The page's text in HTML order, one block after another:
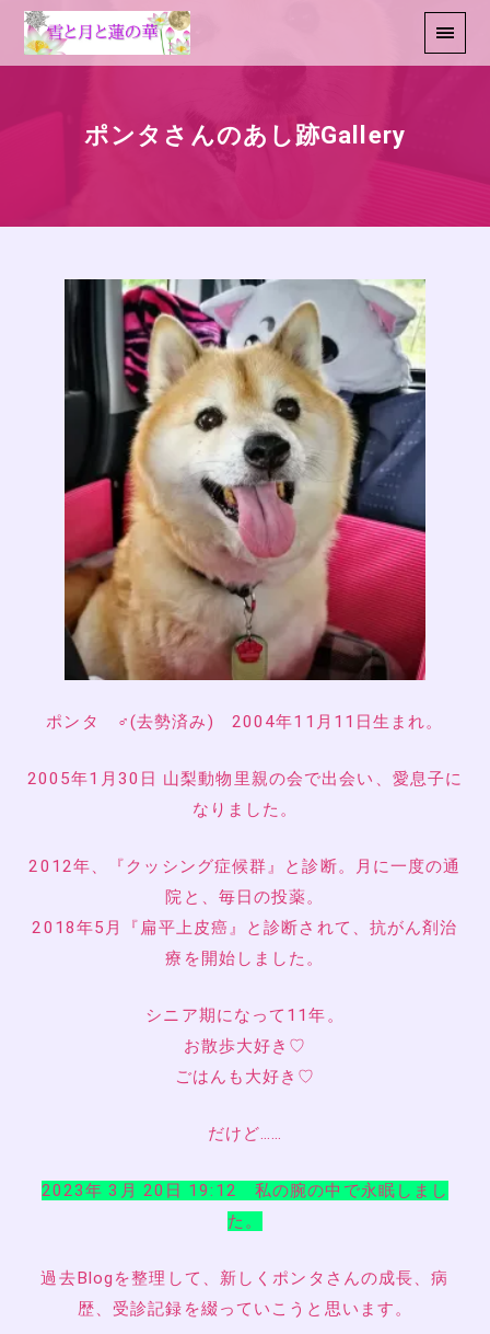
ポンタさんのあし跡Gallery
ポンタ ♂(去勢済み) 2004年11月11日生まれ。
2005年1月30日 山梨動物里親の会で出会い、愛息子に
なりました。
2012年、『クッシング症候群』と診断。月に一度の通
院と、毎日の投薬。
2018年5月『扁平上皮癌』と診断されて、抗がん剤治
療を開始しました。
シニア期になって11年。
お散歩大好き♡
ごはんも大好き♡
だけど……
2023年 3月 20日 19:12 私の腕の中で永眠しまし
た。
過去Blogを整理して、新しくポンタさんの成長、病
歴、受診記録を綴っていこうと思います。